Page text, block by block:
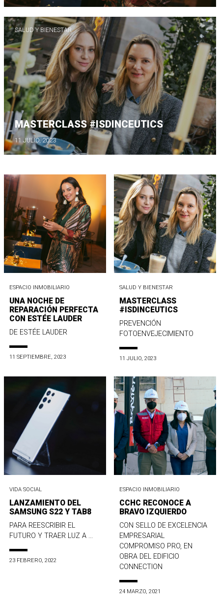
SALUD Y BIENESTAR
MASTERCLASS #ISDINCEUTICS
11 JULIO, 2023
ESPACIO INMOBILIARIO
UNA NOCHE DE
REPARACIÓN PERFECTA
CON ESTÉE LAUDER
DE ESTÉE LAUDER
11 SEPTIEMBRE, 2023
SALUD Y BIENESTAR
MASTERCLASS
#ISDINCEUTICS
PREVENCIÓN
FOTOENVEJECIMIENTO
11 JULIO, 2023
VIDA SOCIAL
LANZAMIENTO DEL
SAMSUNG S22 Y TAB8
PARA REESCRIBIR EL
FUTURO Y TRAER LUZ A ...
23 FEBRERO, 2022
ESPACIO INMOBILIARIO
CCHC RECONOCE A
BRAVO IZQUIERDO
CON SELLO DE EXCELENCIA
EMPRESARIAL
COMPROMISO PRO, EN
OBRA DEL EDIFICIO
CONNECTION
24 MARZO, 2021